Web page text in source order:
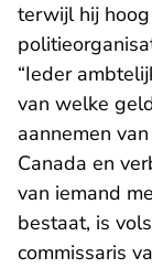
terwijl hij
“Ieder
van welke
aannemen
Canada en
van iemand
bestaat, is
commissaris